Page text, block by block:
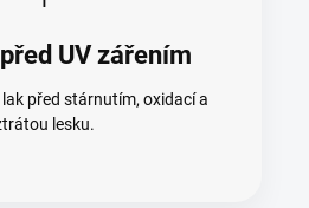
UV zářením
před stárnutím, oxidací a
lesku.